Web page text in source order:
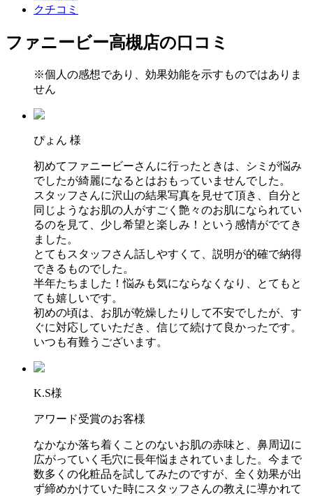
クチコミ
ファニービー高槻店の口コミ
※個人の感想であり、効果効能を示すものではありま
せん
ぴょん 様
初めてファニービーさんに行ったときは、シミが悩み
でしたが綺麗になるとはおもっていませんでした。
スタッフさんに沢山の結果写真を見せて頂き、自分と
同じようなお肌の人がすごく艶々のお肌になられてい
るのを見て、少し希望と楽しみ！という感情がでてき
ました。
とてもスタッフさん話しやすくて、説明が的確で納得
できるものでした。
半年たちました！悩みも気にならなくなり、とてもと
ても嬉しいです。
初めの頃は、お肌が乾燥したりして不安でしたが、す
ぐに対応していただき、信じて続けて良かったです。
いつも有難うございます。
K.S様
アワード受賞のお客様
なかなか落ち着くことのないお肌の赤味と、鼻周辺に
広がっていく毛穴に長年悩まされていました。今まで
数多くの化粧品を試してみたのですが、全く効果が出
ず締めかけていた時にスタッフさんの教えに導かれて